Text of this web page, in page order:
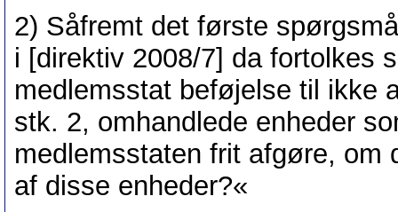
2) Såfremt det første
i [direktiv 2008/7] da fortolkes
medlemsstat beføjelse til ikke
stk. 2, omhandlede enheder
medlemsstaten frit afgøre,
af disse enheder?«